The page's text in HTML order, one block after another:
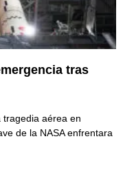
tras
tragedia aérea en
de la NASA enfrentara